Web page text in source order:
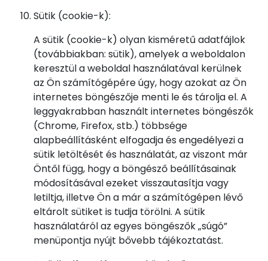
Sütik (cookie-k):
A sütik (cookie-k) olyan kisméretű adatfájlok
(továbbiakban: sütik), amelyek a weboldalon
keresztül a weboldal használatával kerülnek
az Ön számítógépére úgy, hogy azokat az Ön
internetes böngészője menti le és tárolja el. A
leggyakrabban használt internetes böngészők
(Chrome, Firefox, stb.) többsége
alapbeállításként elfogadja és engedélyezi a
sütik letöltését és használatát, az viszont már
Öntől függ, hogy a böngésző beállításainak
módosításával ezeket visszautasítja vagy
letiltja, illetve Ön a már a számítógépen lévő
eltárolt sütiket is tudja törölni. A sütik
használatáról az egyes böngészők „súgó”
menüpontja nyújt bővebb tájékoztatást.